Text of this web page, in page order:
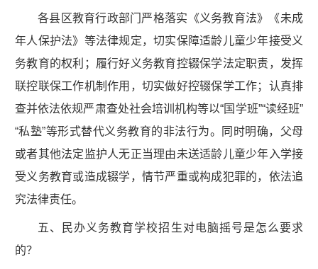
各县区教育行政部门严格落实《义务教育法》《未成
年人保护法》等法律规定，切实保障适龄儿童少年接受义
务教育的权利；履行好义务教育控辍保学法定职责，发挥
联控联保工作机制作用，切实做好控辍保学工作；认真排
查并依法依规严肃查处社会培训机构等以“国学班”“读经班”
“私塾”等形式替代义务教育的非法行为。同时明确，父母
或者其他法定监护人无正当理由未送适龄儿童少年入学接
受义务教育或造成辍学，情节严重或构成犯罪的，依法追
究法律责任。
五、民办义务教育学校招生对电脑摇号是怎么要求
的？